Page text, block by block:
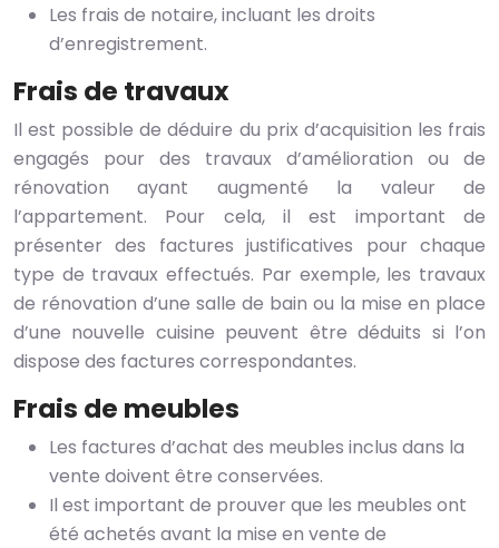
Les frais de notaire, incluant les droits
d’enregistrement.
Frais de travaux
Il est possible de déduire du prix d’acquisition les frais
engagés pour des travaux d’amélioration ou de
rénovation ayant augmenté la valeur de
l’appartement. Pour cela, il est important de
présenter des factures justificatives pour chaque
type de travaux effectués. Par exemple, les travaux
de rénovation d’une salle de bain ou la mise en place
d’une nouvelle cuisine peuvent être déduits si l’on
dispose des factures correspondantes.
Frais de meubles
Les factures d’achat des meubles inclus dans la
vente doivent être conservées.
Il est important de prouver que les meubles ont
été achetés avant la mise en vente de